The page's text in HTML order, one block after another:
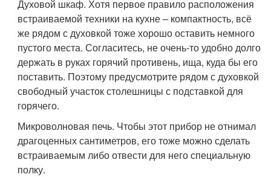
Духовой шкаф. Хотя первое правило расположения
встраиваемой техники на кухне – компактность, всё
же рядом с духовкой тоже хорошо оставить немного
пустого места. Согласитесь, не очень-то удобно долго
держать в руках горячий противень, ища, куда бы его
поставить. Поэтому предусмотрите рядом с духовкой
свободный участок столешницы с подставкой для
горячего.
Микроволновая печь. Чтобы этот прибор не отнимал
драгоценных сантиметров, его тоже можно сделать
встраиваемым либо отвести для него специальную
полку.